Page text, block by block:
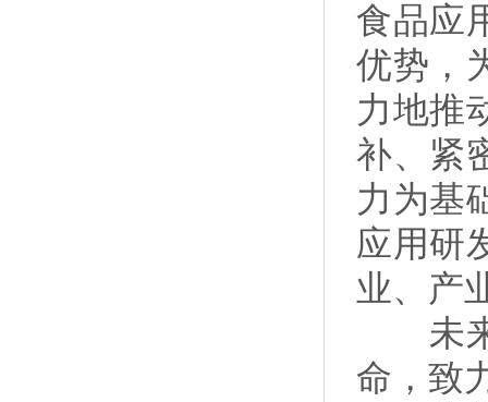
食品应
优势，
力地推
补、紧
力为基
应用研
业、产
未来
命，致